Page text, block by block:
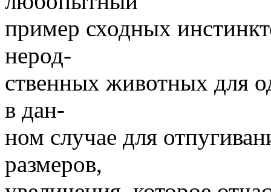
пример сходных
нерод-
ственных животных для
в дан-
ном случае для
размеров,